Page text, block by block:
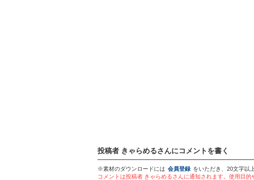
投稿者 きゃらめるさんにコメントを書く
※素材のダウンロードには 会員登録 をいただき、20文字以
コメントは投稿者 きゃらめるさんに通知されます。使用目